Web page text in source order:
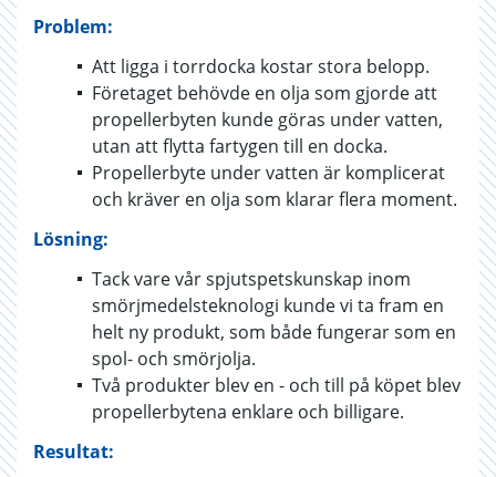
Problem:
Att ligga i torrdocka kostar stora belopp.
Företaget behövde en olja som gjorde att
propellerbyten kunde göras under vatten,
utan att flytta fartygen till en docka.
Propellerbyte under vatten är komplicerat
och kräver en olja som klarar flera moment.
Lösning:
Tack vare vår spjutspetskunskap inom
smörjmedelsteknologi kunde vi ta fram en
helt ny produkt, som både fungerar som en
spol- och smörjolja.
Två produkter blev en - och till på köpet blev
propellerbytena enklare och billigare.
Resultat: